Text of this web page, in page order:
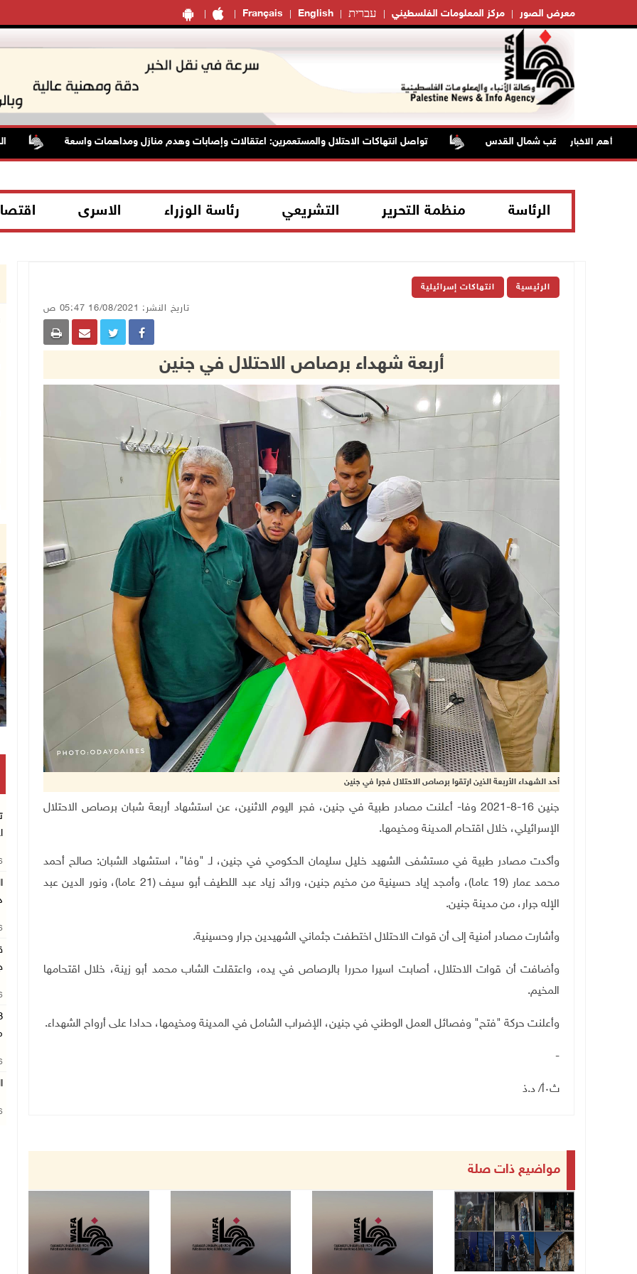
Français English עברית مركز المعلومات الفلسطيني معرض الصور
أهم الاخبار تواصل انتهاكات الاحتلال والمستعمرين: اعتقالات وإصابات وهدم منازل ومداهمات واسعة
الرئاسة منظمة التحرير التشريعي رئاسة الوزراء الاسرى
الرئيسية انتهاكات إسرائيلية
تاريخ النشر: 16/08/2021 05:47 ص
أربعة شهداء برصاص الاحتلال في جنين
أحد الشهداء الأربعة الذين ارتقوا برصاص الاحتلال فجرا في جنين
جنين 16-8-2021 وفا- أعلنت مصادر طبية في جنين، فجر اليوم الاثنين، عن استشهاد أربعة شبان برصاص الاحتلال
الإسرائيلي، خلال اقتحام المدينة ومخيمها.
وأكدت مصادر طبية في مستشفى الشهيد خليل سليمان الحكومي في جنين، لـ "وفا"، استشهاد الشبان: صالح أحمد
محمد عمار (19 عاما)، وأمجد إياد حسينية من مخيم جنين، ورائد زياد عبد اللطيف أبو سيف (21 عاما)،
ونور الدين عبد
الإله جرار، من مدينة جنين.
وأشارت مصادر أمنية إلى أن قوات الاحتلال اختطفت جثماني الشهيدين جرار وحسينية.
وأضافت أن قوات الاحتلال، أصابت اسيرا محررا بالرصاص في يده، واعتقلت الشاب محمد أبو زينة، خلال اقتحامها
المخيم.
وأعلنت حركة "فتح" وفصائل العمل الوطني في جنين، الإضراب الشامل في المدينة ومخيمها، حدادا على أرواح الشهداء.
-
ث٠أ/ د.ذ
مواضيع ذات صلة
انتشال رفات شهيد مجهول الهوية بخان يونس